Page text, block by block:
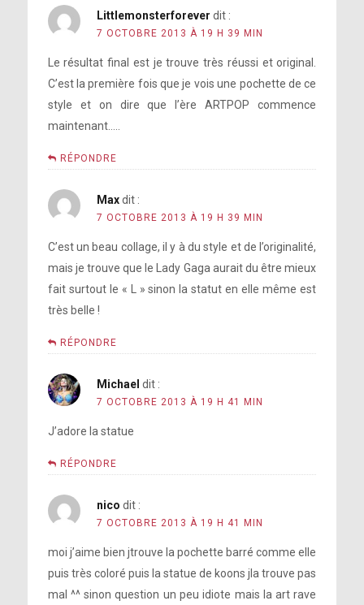
Littlemonsterforever dit :
7 OCTOBRE 2013 À 19 H 39 MIN
Le résultat final est je trouve très réussi et original.
C’est la première fois que je vois une pochette de ce
style et on dire que l’ère ARTPOP commence
maintenant…..
RÉPONDRE
Max dit :
7 OCTOBRE 2013 À 19 H 39 MIN
C’est un beau collage, il y à du style et de l’originalité,
mais je trouve que le Lady Gaga aurait du être mieux
fait surtout le « L » sinon la statut en elle même est
très belle !
RÉPONDRE
Michael dit :
7 OCTOBRE 2013 À 19 H 41 MIN
J’adore la statue
RÉPONDRE
nico dit :
7 OCTOBRE 2013 À 19 H 41 MIN
moi j’aime bien jtrouve la pochette barré comme elle
puis très coloré puis la statue de koons jla trouve pas
mal ^^ sinon question un peu idiote mais la art rave